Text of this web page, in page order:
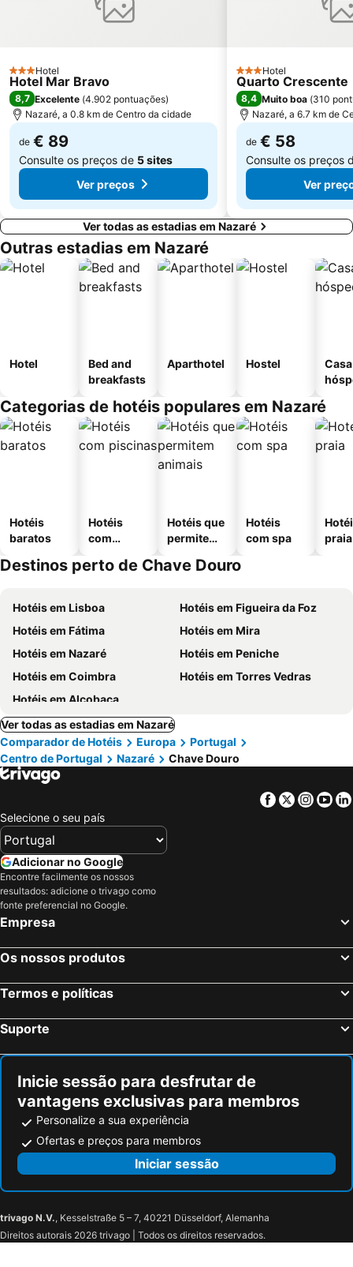
Mosteiro da Batalha
Estação comboios de Leiria
Praia de Vale Furado
Pelourinho de Alfeizerão
Praia de São Bernardino
Olhos d'Água de Olho Marinho
3 Estrelas
Hotel
Hotel Mar Bravo
8,7 Excelente (4.902 pontuações)
Nazaré, a 0.8 km de Centro da cidade
de € 89
Consulte os preços de 5 sites
Ver preços
3 Estrelas
Hotel
Quarto Crescente
8,4 Muito boa (310
Nazaré, a 6.7 km de
de € 58
Consulte os preços
Ver
Ver todas as estadias em Nazaré
Outras estadias em Nazaré
Hotel
Bed and
breakfasts
Aparthotel Hostel
Categorias de hotéis populares em Nazaré
Hotéis
baratos
Hotéis
com
Hotéis que
permitem
Hotéis
com spa
praia
Destinos perto de Chave Douro
Hotéis em Lisboa
Hotéis em Figueira da Foz
Hotéis em Fátima
Hotéis em Mira
Hotéis em Nazaré
Hotéis em Peniche
Hotéis em Coimbra
Hotéis em Torres Vedras
Hotéis em Alcobaça
Ver todas as estadias em Nazaré
Comparador de Hotéis
Europa
Portugal
Centro de Portugal
Nazaré Chave Douro
Facebook
Twitter
Selecione o seu país
Adicionar no Google
Encontre facilmente os nossos
resultados: adicione o trivago como
fonte preferencial no Google.
Empresa
Os nossos produtos
Termos e políticas
Suporte
Inicie sessão para desfrutar de
vantagens exclusivas para membros
Personalize a sua experiência
Ofertas e preços para membros
Iniciar sessão
trivago N.V., Kesselstraße 5 – 7, 40221 Düsseldorf, Alemanha
Direitos autorais 2026 trivago | Todos os direitos reservados.